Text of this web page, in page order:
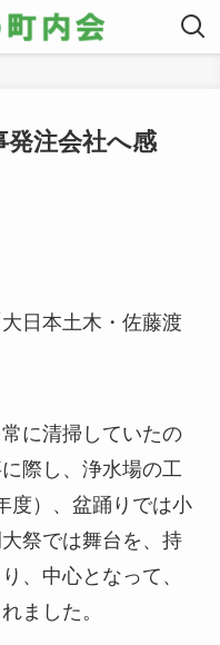
発注会社へ感
日本土木・佐藤渡
に清掃していたの
際し、浄水場の工
度）、盆踊りでは小
祭では舞台を、持
、中心となって、
ました。